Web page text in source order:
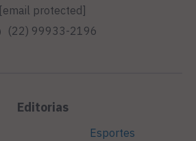
[email protected]
(22) 99933-2196
Editorias
Esportes